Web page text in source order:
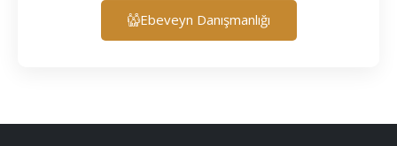
Ebeveyn Danışmanlığı